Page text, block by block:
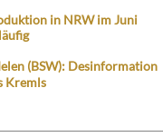
in NRW im Juni
(BSW): Desinformation
Kremls